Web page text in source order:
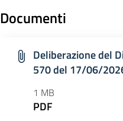
Documenti
Deliberazione del
570 del 17/06/
1 MB
PDF